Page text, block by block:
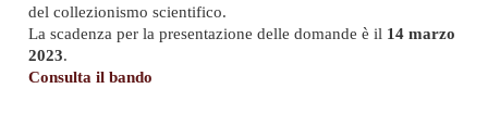
del collezionismo scientifico.
La scadenza per la presentazione delle domande è il 14 marzo
2023.
Consulta il bando